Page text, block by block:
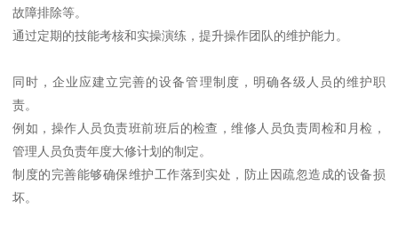
故障排除等。
通过定期的技能考核和实操演练，提升操作团队的维护能力。
同时，企业应建立完善的设备管理制度，明确各级人员的维护职
责。
例如，操作人员负责班前班后的检查，维修人员负责周检和月检，
管理人员负责年度大修计划的制定。
制度的完善能够确保维护工作落到实处，防止因疏忽造成的设备损
坏。